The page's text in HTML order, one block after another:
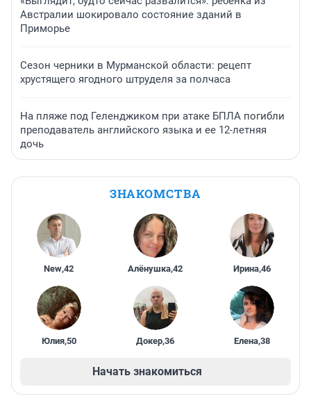
Австралии шокировало состояние зданий в
Приморье
Сезон черники в Мурманской области: рецепт
хрустящего ягодного штруделя за полчаса
На пляже под Геленджиком при атаке БПЛА погибли
преподаватель английского языка и ее 12-летняя
дочь
ЗНАКОМСТВА
New,42 Алёнушка,42 Ирина,46
Юлия,50 Докер,36 Елена,38
Начать знакомиться